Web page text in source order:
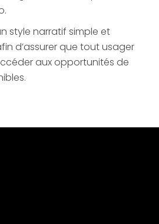
style narratif simple et
d’assurer que tout usager
aux opportunités de